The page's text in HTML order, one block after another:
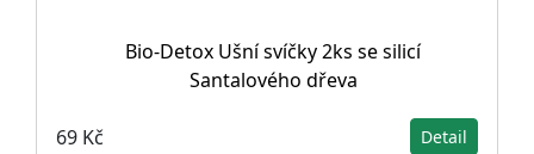
Bio-Detox Ušní svíčky 2ks se silicí
Santalového dřeva
69 Kč Detail